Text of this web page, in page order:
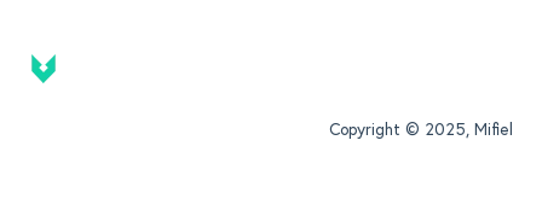
Copyright © 2025, Mifiel